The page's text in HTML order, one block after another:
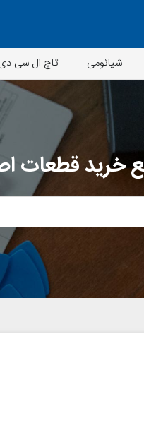
شیائومی تاچ ال سی
خرید قطعات